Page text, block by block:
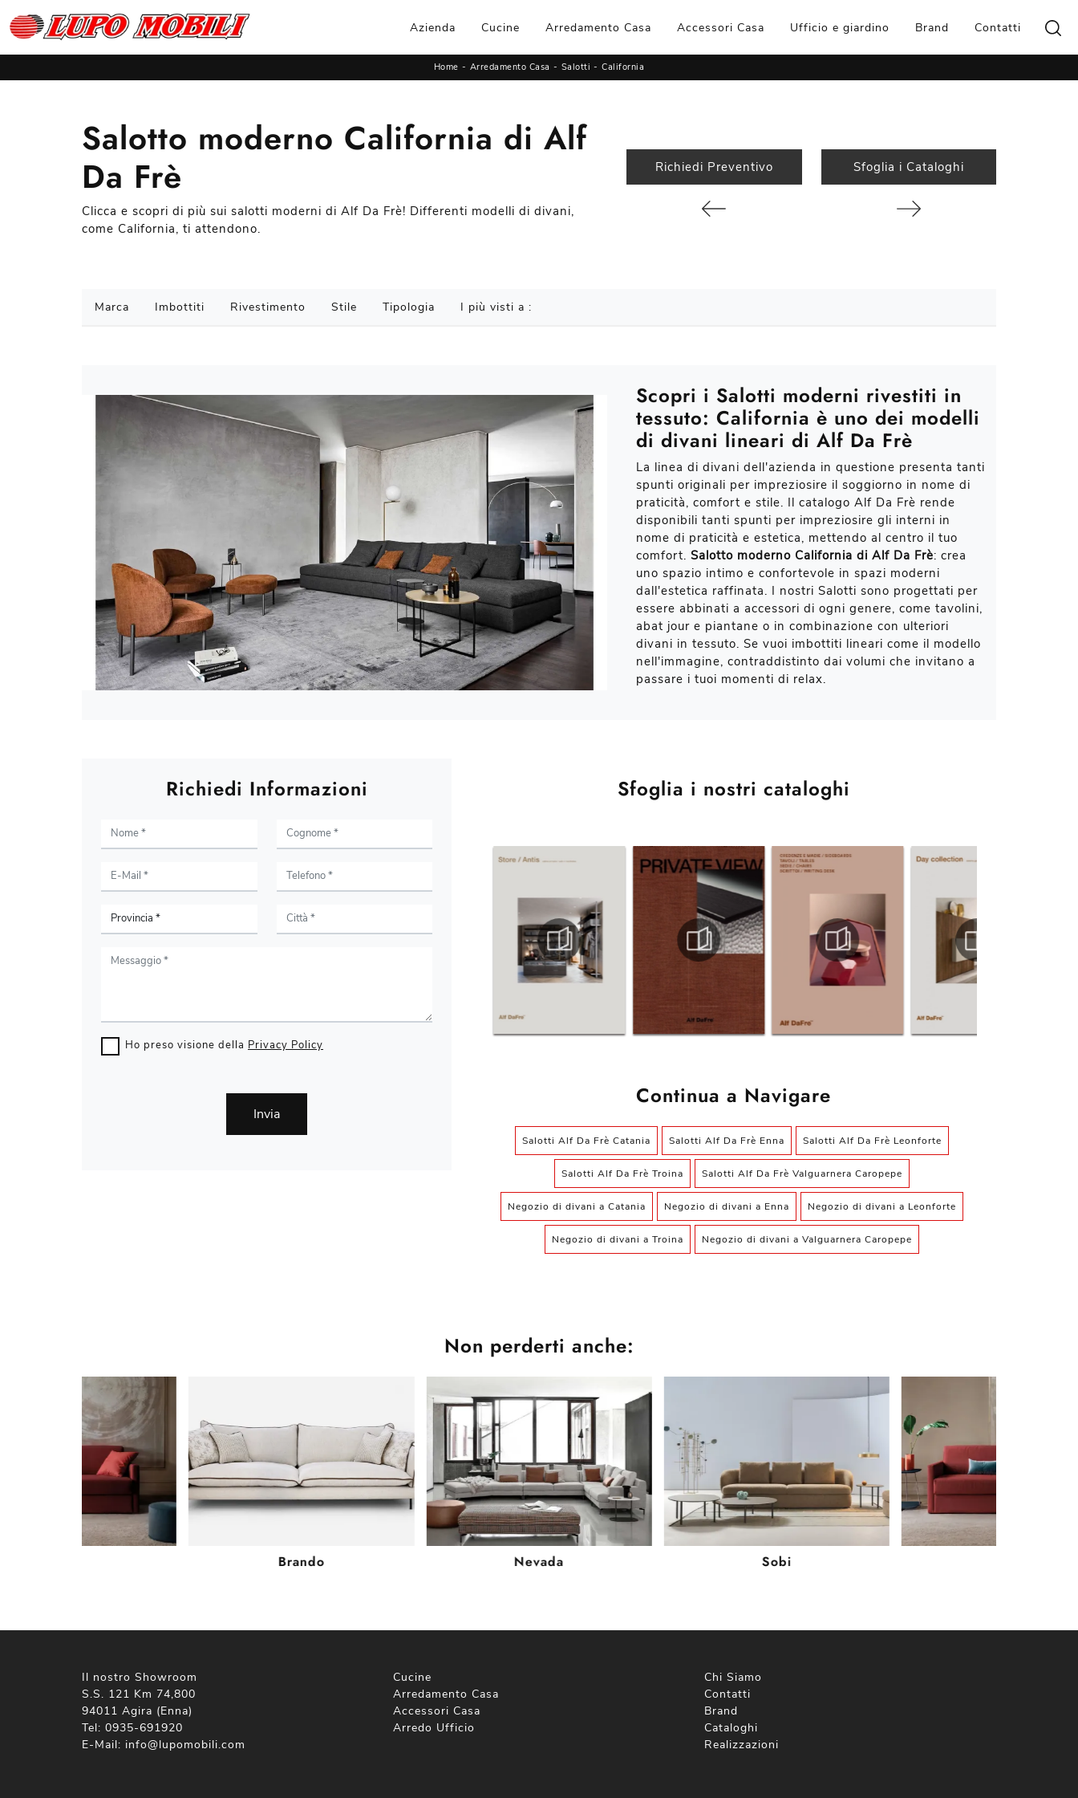
Azienda Cucine Arredamento Casa Accessori Casa Ufficio e giardino Brand Contatti
Home - Arredamento Casa - Salotti -California
Salotto moderno California di Alf
Da Frè
Clicca e scopri di più sui salotti moderni di Alf Da Frè! Differenti modelli di divani,
come California, ti attendono.
Richiedi Preventivo Sfoglia i Cataloghi
Marca Imbottiti Rivestimento Stile Tipologia I più visti a :
Scopri i Salotti moderni rivestiti in
tessuto: California è uno dei modelli
di divani lineari di Alf Da Frè
La linea di divani dell'azienda in questione presenta tanti
spunti originali per impreziosire il soggiorno in nome di
praticità, comfort e stile. Il catalogo Alf Da Frè rende
disponibili tanti spunti per impreziosire gli interni in
nome di praticità e estetica, mettendo al centro il tuo
comfort. Salotto moderno California di Alf Da Frè: crea
uno spazio intimo e confortevole in spazi moderni
dall'estetica raffinata. I nostri Salotti sono progettati per
essere abbinati a accessori di ogni genere, come tavolini,
abat jour e piantane o in combinazione con ulteriori
divani in tessuto. Se vuoi imbottiti lineari come il modello
nell'immagine, contraddistinto dai volumi che invitano a
passare i tuoi momenti di relax.
Sfoglia i nostri cataloghi
Continua a Navigare
Salotti Alf Da Frè Catania Salotti Alf Da Frè Enna Salotti Alf Da Frè Leonforte
Salotti Alf Da Frè Troina Salotti Alf Da Frè Valguarnera Caropepe
Negozio di divani a Catania Negozio di divani a Enna Negozio di divani a Leonforte
Negozio di divani a Troina Negozio di divani a Valguarnera Caropepe
Richiedi Informazioni
Ho preso visione della Privacy Policy
Invia
Non perderti anche:
Brando Nevada Sobi
Il nostro Showroom
S.S. 121 Km 74,800
94011 Agira (Enna)
Tel: 0935-691920
E-Mail: info@lupomobili.com
Cucine
Arredamento Casa
Accessori Casa
Arredo Ufficio
Chi Siamo
Contatti
Brand
Cataloghi
Realizzazioni